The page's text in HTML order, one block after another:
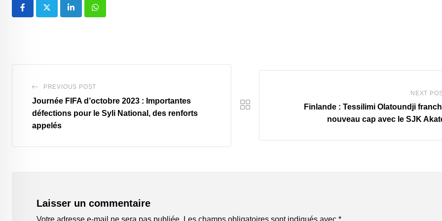
LinkedInWhatsapp
PREVIOUS POST
Journée FIFA d’octobre 2023 : Importantes
défections pour le Syli National, des renforts
appelés
NEXT
Finlande : Tessilimi Olatoundji
nouveau cap avec le SJK
Laisser un commentaire
Votre adresse e-mail ne sera pas publiée. Les champs obligatoires sont indiqués avec *